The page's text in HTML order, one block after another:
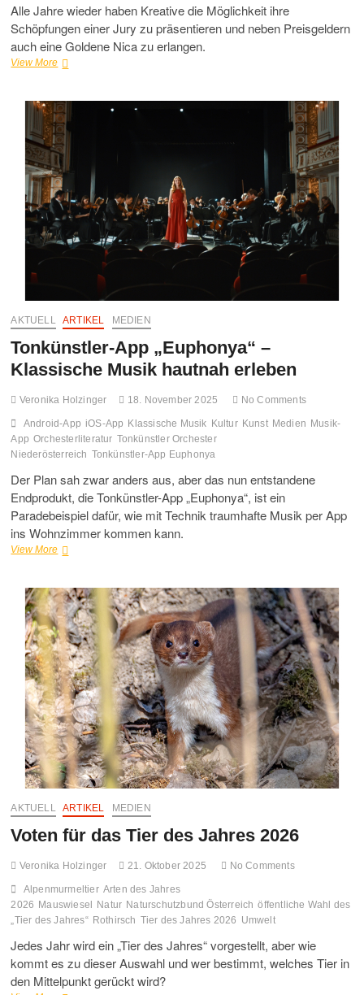
Alle Jahre wieder haben Kreative die Möglichkeit ihre
Schöpfungen einer Jury zu präsentieren und neben Preisgeldern
auch eine Goldene Nica zu erlangen.
View MoreOpen
Prix
Ars
Electronica
&
S+T+ARTS
Prize
2026
AKTUELL ARTIKEL MEDIEN
Tonkünstler-App „Euphonya“ –
Klassische Musik hautnah erleben
Veronika Holzinger 18. November 2025 No Comments
Android-App iOS-App Klassische Musik Kultur Kunst Medien Musik-
App Orchesterliteratur Tonkünstler Orchester
Niederösterreich Tonkünstler-App Euphonya
Der Plan sah zwar anders aus, aber das nun entstandene
Endprodukt, die Tonkünstler-App „Euphonya“, ist ein
Paradebeispiel dafür, wie mit Technik traumhafte Musik per App
ins Wohnzimmer kommen kann.
View MoreTonkünstler-
–
Klassische
Musik
hautnah
erleben
AKTUELL ARTIKEL MEDIEN
Voten für das Tier des Jahres 2026
Veronika Holzinger 21. Oktober 2025 No Comments
Alpenmurmeltier Arten des Jahres
2026 Mauswiesel Natur Naturschutzbund Österreich öffentliche Wahl des
„Tier des Jahres“ Rothirsch Tier des Jahres 2026 Umwelt
Jedes Jahr wird ein „Tier des Jahres“ vorgestellt, aber wie
kommt es zu dieser Auswahl und wer bestimmt, welches Tier in
den Mittelpunkt gerückt wird?